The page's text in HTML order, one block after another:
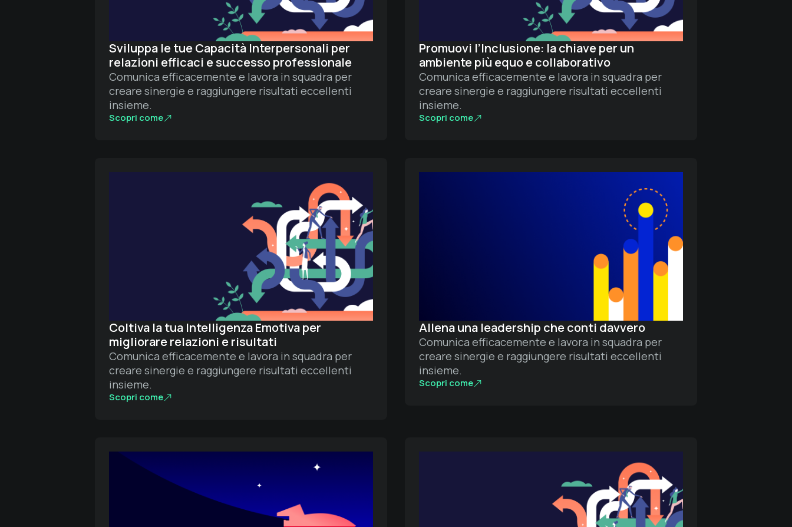
Sviluppa le tue Capacità Interpersonali per
relazioni efficaci e successo professionale
Comunica efficacemente e lavora in squadra per
creare sinergie e raggiungere risultati eccellenti
insieme.
Scopri come
Promuovi l’Inclusione: la chiave per un
ambiente più equo e collaborativo
Comunica efficacemente e lavora in squadra per
creare sinergie e raggiungere risultati eccellenti
insieme.
Scopri come
Coltiva la tua Intelligenza Emotiva per
migliorare relazioni e risultati
Comunica efficacemente e lavora in squadra per
creare sinergie e raggiungere risultati eccellenti
insieme.
Scopri come
Allena una leadership che conti davvero
Comunica efficacemente e lavora in squadra per
creare sinergie e raggiungere risultati eccellenti
insieme.
Scopri come